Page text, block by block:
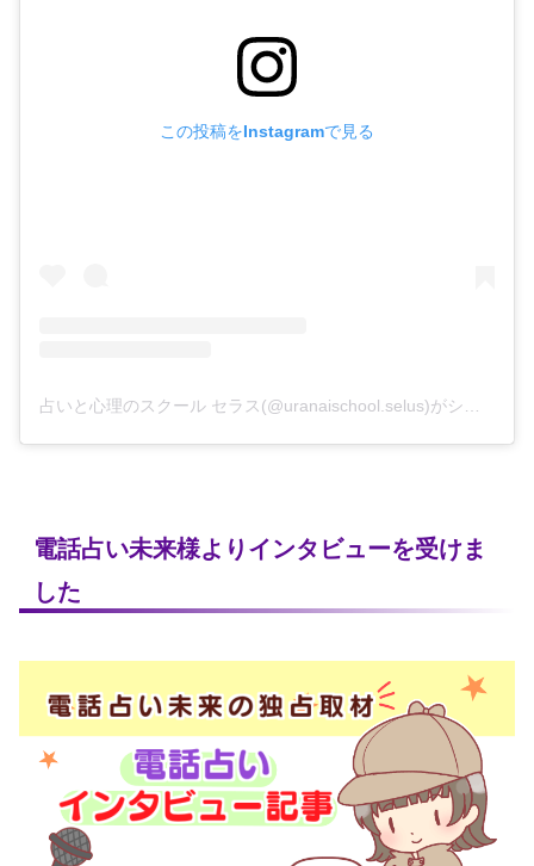
この投稿をInstagramで見る
電話占い未来様よりインタビューを受けま
した